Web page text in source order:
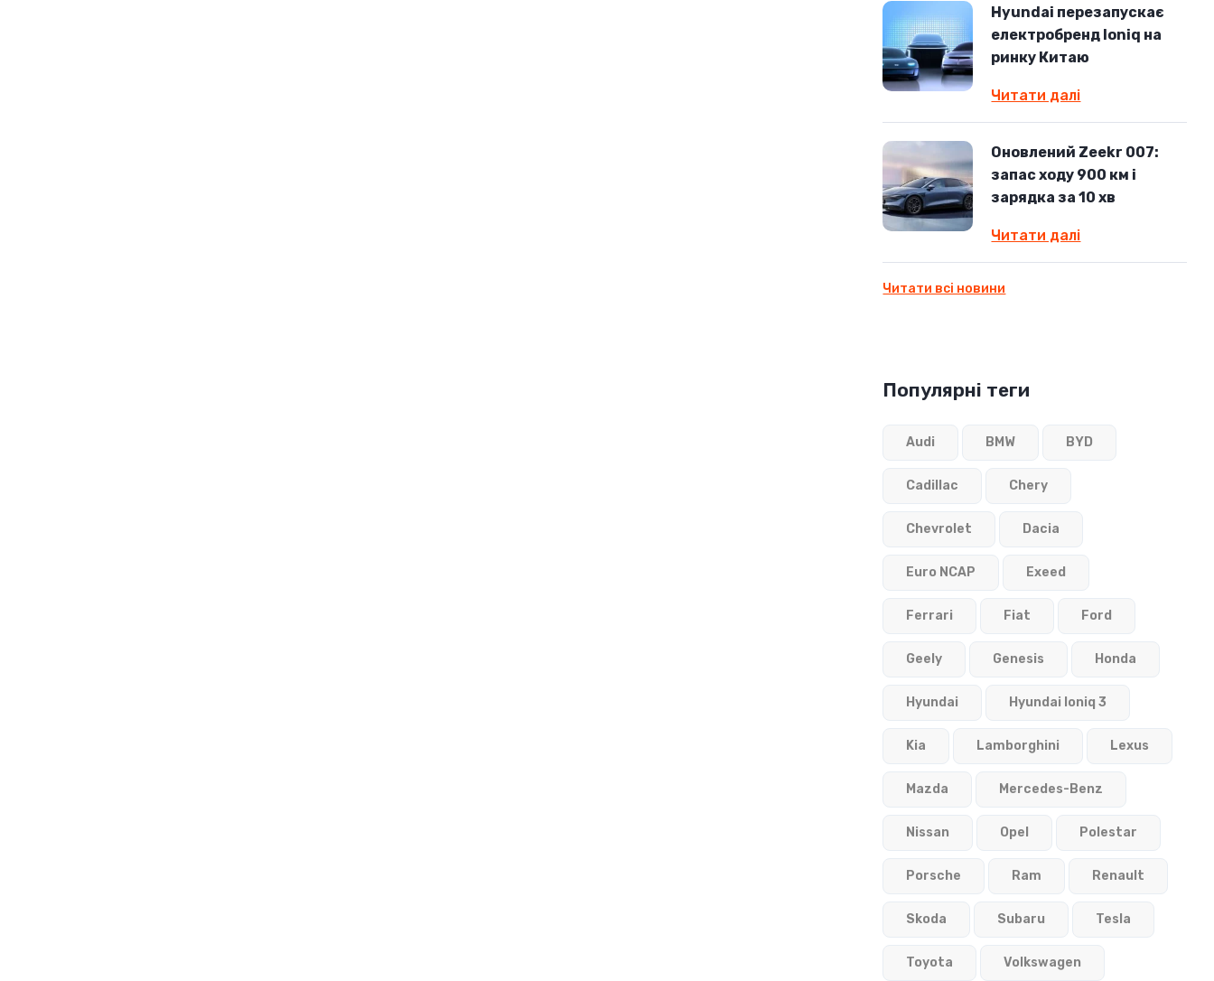
Hyundai перезапускає
електробренд Ioniq на
ринку Китаю
Читати далі
Оновлений Zeekr 007:
запас ходу 900 км і
зарядка за 10 хв
Читати далі
Читати всі новини
Популярні теги
Audi BMW BYD
Cadillac Chery
Chevrolet Dacia
Euro NCAP Exeed
Ferrari Fiat Ford
Geely Genesis Honda
Hyundai Hyundai Ioniq 3
Kia Lamborghini Lexus
Mazda Mercedes-Benz
Nissan Opel Polestar
Porsche Ram Renault
Skoda Subaru Tesla
Toyota Volkswagen